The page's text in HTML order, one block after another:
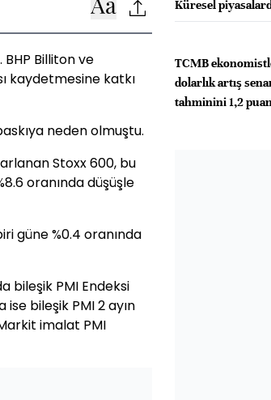
Billiton ve
kaydetmesine katkı
neden olmuştu.
Stoxx 600, bu
oranında düşüşle
güne %0.4 oranında
bileşik PMI Endeksi
ise bileşik PMI 2 ayın
imalat PMI
Küresel
TCMB
dolarlık artış
tahminini 1,2